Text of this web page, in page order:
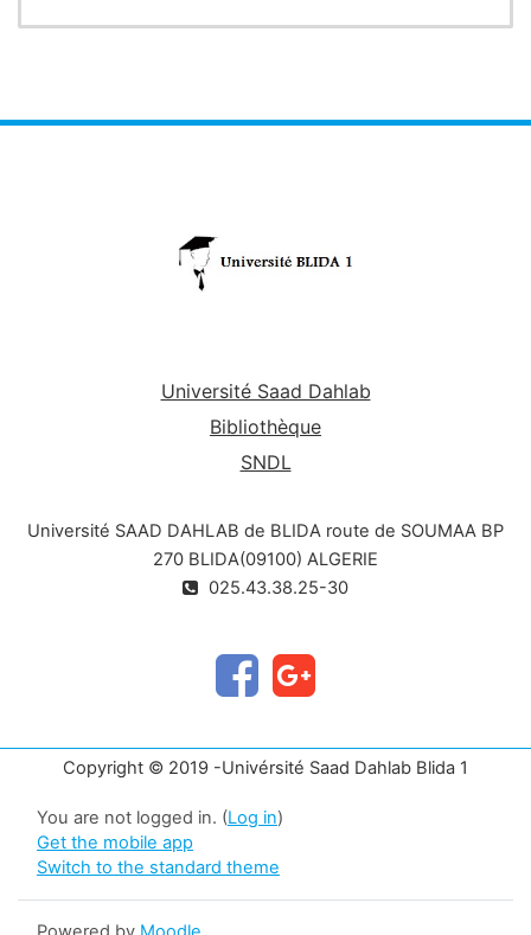
consommation mondiale des produits pétroliers.
Université Saad Dahlab
Bibliothèque
SNDL
Université SAAD DAHLAB de BLIDA route de SOUMAA BP
270 BLIDA(09100) ALGERIE
025.43.38.25-30
Copyright © 2019 -Univérsité Saad Dahlab Blida 1
You are not logged in. (Log in)
Get the mobile app
Switch to the standard theme